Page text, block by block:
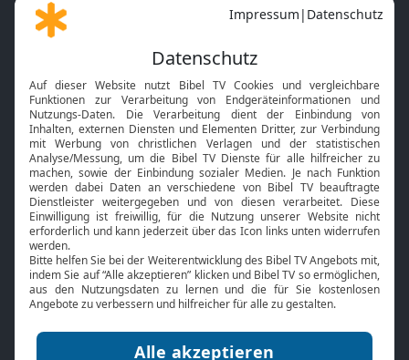
Gott und Bibel erklärt
Neuigkeiten
Mobile App
Smart TV
HbbTV
Bibelthek Online-Bibel
Nächster Gottesdienst
Bibel TV
Über uns
Jobs
Mediadaten
Service
Kontakt
TV-Empfang